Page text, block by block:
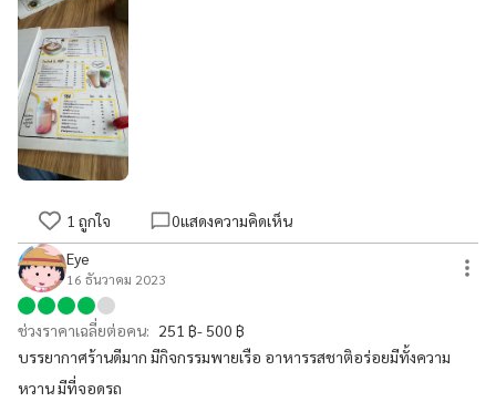
1 ถูกใจ 0แสดงความคิดเห็น
Eye
16 ธันวาคม 2023
ช่วงราคาเฉลี่ยต่อคน: 251 ฿- 500 ฿
บรรยากาศร้านดีมาก มีกิจกรรมพายเรือ อาหารรสชาติอร่อยมีทั้งความ
หวาน มีที่จอดรถ